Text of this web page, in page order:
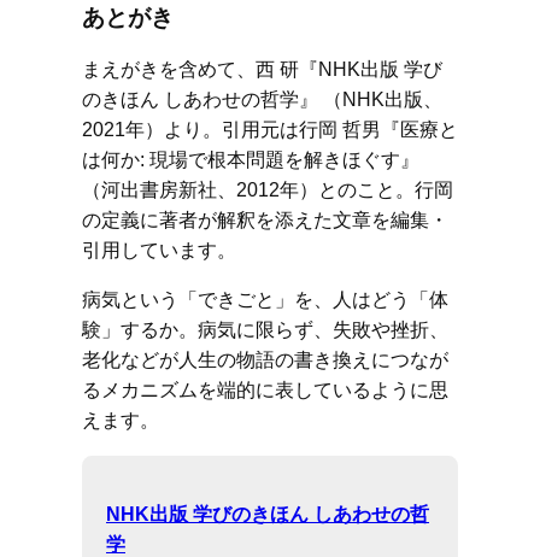
あとがき
まえがきを含めて、西 研『NHK出版 学び
のきほん しあわせの哲学』 （NHK出版、
2021年）より。引用元は行岡 哲男『医療と
は何か: 現場で根本問題を解きほぐす』
（河出書房新社、2012年）とのこと。行岡
の定義に著者が解釈を添えた文章を編集・
引用しています。
病気という「できごと」を、人はどう「体
験」するか。病気に限らず、失敗や挫折、
老化などが人生の物語の書き換えにつなが
るメカニズムを端的に表しているように思
えます。
NHK出版 学びのきほん しあわせの哲
学